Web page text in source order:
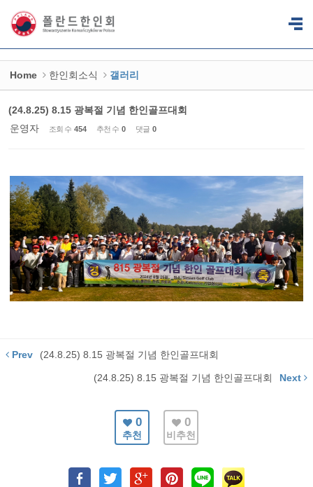
Home 한인회소식 갤러리
(24.8.25) 8.15 광복절 기념 한인골프대회
운영자
조회 수 454 추천 수 0 댓글 0
Prev (24.8.25) 8.15 광복절 기념 한인골프대회
(24.8.25) 8.15 광복절 기념 한인골프대회 Next
0
추천
0
비추천